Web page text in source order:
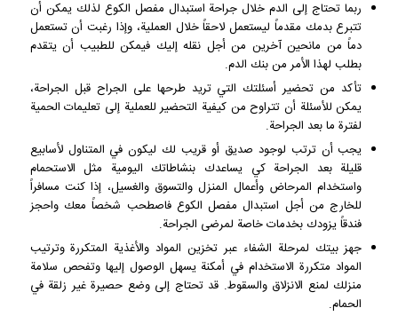
ربما تحتاج إلى الدم خلال جراحة استبدال مفصل الكوع لذلك يمكن أن
تتبرع بدمك مقدماً ليستعمل لاحقاً خلال العملية، وإذا رغبت أن تستعمل
دماً من مانحين آخرين من أجل نقله إليك فيمكن للطبيب أن يتقدم
بطلب لهذا الأمر من بنك الدم.
تأكد من تحضير أسئلتك التي تريد طرحها على الجراح قبل الجراحة،
يمكن للأسئلة أن تتراوح من كيفية التحضير للعملية إلى تعليمات الحمية
لفترة ما بعد الجراحة.
يجب أن ترتب لوجود صديق أو قريب لك ليكون في المتناول لأسابيع
قليلة بعد الجراحة كي يساعدك بنشاطاتك اليومية مثل الاستحمام
واستخدام المرحاض وأعمال المنزل والتسوق والغسيل، إذا كنت مسافراً
للخارج من أجل استبدال مفصل الكوع فاصطحب شخصاً معك واحجز
فندقاً يزودك بخدمات خاصة لمرضى الجراحة.
جهز بيتك لمرحلة الشفاء عبر تخزين المواد والأغذية المتكررة وترتيب
المواد متكررة الاستخدام في أمكنة يسهل الوصول إليها وتفحص سلامة
منزلك لمنع الانزلاق والسقوط. قد تحتاج إلى وضع حصيرة غير زلقة في
الحمام.